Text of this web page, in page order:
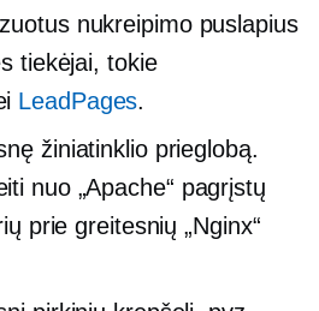
nukreipimo puslapius
tiekėjai, tokie
LeadPages.
žiniatinklio prieglobą.
nuo „Apache“ pagrįstų
prie greitesnių „Nginx“